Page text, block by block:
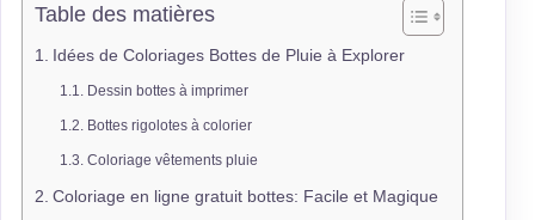
Table des matières
Idées de Coloriages Bottes de Pluie à Explorer
Dessin bottes à imprimer
Bottes rigolotes à colorier
Coloriage vêtements pluie
Coloriage en ligne gratuit bottes: Facile et Magique